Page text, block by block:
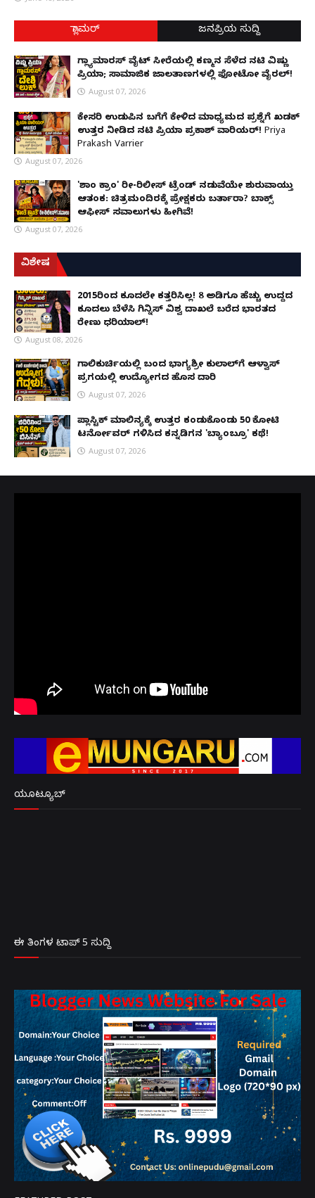
ಗ್ಲಾಮರ್ ಜನಪ್ರಿಯ ಸುದ್ದಿ
ಗ್ಲ್ಯಾಮಾರಸ್ ವೈಟ್‌ ಸೀರೆಯಲ್ಲಿ ಕಣ್ಮನ ಸೆಳೆದ ನಟಿ ವಿಷ್ಣು
ಪ್ರಿಯಾ; ಸಾಮಾಜಿಕ ಜಾಲತಾಣಗಳಲ್ಲಿ ಫೋಟೋ ವೈರಲ್!
August 07, 2026
ಕೇಸರಿ ಉಡುಪಿನ ಬಗೆಗೆ ಕೇಳಿದ ಮಾಧ್ಯಮದ ಪ್ರಶ್ನೆಗೆ ಖಡಕ್
ಉತ್ತರ ನೀಡಿದ ನಟಿ ಪ್ರಿಯಾ ಪ್ರಕಾಶ್ ವಾರಿಯರ್! Priya
Prakash Varrier
August 07, 2026
'ಶಾಂತಿ ಕ್ರಾಂತಿ' ರೀ-ರಿಲೀಸ್ ಟ್ರೆಂಡ್ ನಡುವೆಯೇ ಶುರುವಾಯ್ತು
ಆತಂಕ: ಚಿತ್ರಮಂದಿರಕ್ಕೆ ಪ್ರೇಕ್ಷಕರು ಬರ್ತಾರಾ? ಬಾಕ್ಸ್
ಆಫೀಸ್ ಸವಾಲುಗಳು ಹೀಗಿವೆ!
August 07, 2026
ವಿಶೇಷ
2015ರಿಂದ ಕೂದಲೇ ಕತ್ತರಿಸಿಲ್ಲ! 8 ಅಡಿಗೂ ಹೆಚ್ಚು ಉದ್ದದ
ಕೂದಲು ಬೆಳೆಸಿ ಗಿನ್ನಿಸ್ ವಿಶ್ವ ದಾಖಲೆ ಬರೆದ ಭಾರತದ
ರೇಣು ಧರಿಯಾಲ್!
August 08, 2026
ಗಾಲಿಕುರ್ಚಿಯಲ್ಲಿ ಬಂದ ಭಾಗ್ಯಶ್ರೀ ಕುಲಾಲ್‌ಗೆ ಆಳ್ವಾಸ್
ಪ್ರಗತಿಯಲ್ಲಿ ಉದ್ಯೋಗದ ಹೊಸ ದಾರಿ
August 07, 2026
ಪ್ಲಾಸ್ಟಿಕ್ ಮಾಲಿನ್ಯಕ್ಕೆ ಉತ್ತರ ಕಂಡುಕೊಂಡು ₹50 ಕೋಟಿ
ಟರ್ನೋವರ್ ಗಳಿಸಿದ ಕನ್ನಡಿಗನ 'ಬ್ಯಾಂಬ್ರೂ' ಕಥೆ!
August 07, 2026
ಯೂಟ್ಯೂಬ್
ಈ ತಿಂಗಳ ಟಾಪ್ 5 ಸುದ್ದಿ